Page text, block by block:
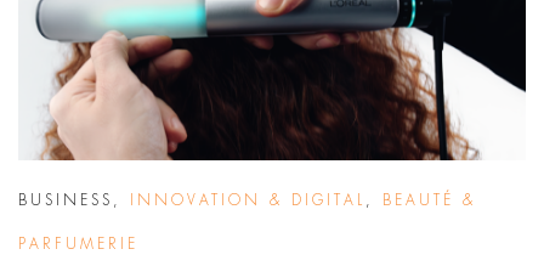
BUSINESS INNOVATION & DIGITAL BEAUTÉ &
PARFUMERIE